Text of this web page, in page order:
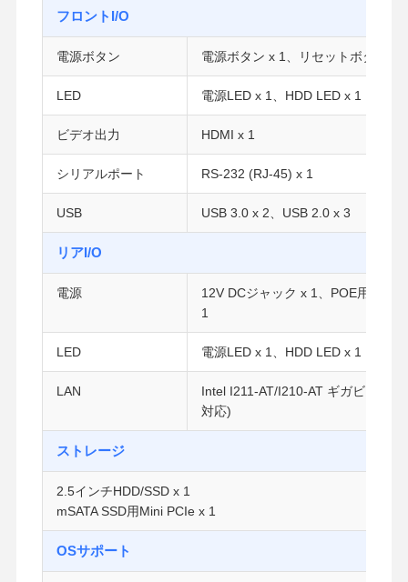
フロントI/O
電源ボタン 電源ボタン x 1、リセットボタン x 1
LED 電源LED x 1、HDD LED x 1
ビデオ出力 HDMI x 1
シリアルポート RS-232 (RJ-45) x 1
USB USB 3.0 x 2、USB 2.0 x 3
リアI/O
電源
12V DCジャック x 1、POE用48V
1
LED 電源LED x 1、HDD LED x 1
LAN
Intel I211-AT/I210-AT ギガビット
対応)
ストレージ
2.5インチHDD/SSD x 1
mSATA SSD用Mini PCIe x 1
OSサポート